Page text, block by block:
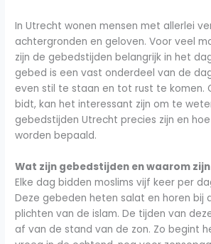
In Utrecht wonen mensen met allerlei
achtergronden en geloven. Voor veel
zijn de gebedstijden belangrijk in het
gebed is een vast onderdeel van de
even stil te staan en tot rust te komen.
bidt, kan het interessant zijn om te
gebedstijden Utrecht precies zijn en
worden bepaald.
Wat zijn gebedstijden en waarom
Elke dag bidden moslims vijf keer per
Deze gebeden heten salat en horen bij
plichten van de islam. De tijden van
af van de stand van de zon. Zo begint